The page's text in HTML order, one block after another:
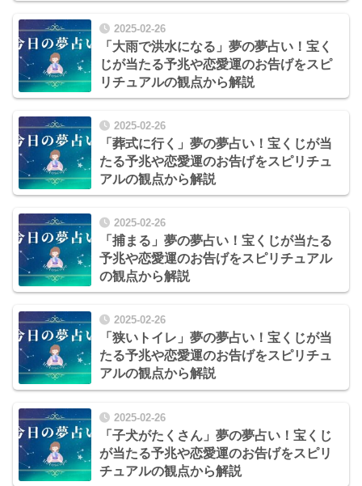
2025-02-26
「大雨で洪水になる」夢の夢占い！宝く
じが当たる予兆や恋愛運のお告げをスピ
リチュアルの観点から解説
2025-02-26
「葬式に行く」夢の夢占い！宝くじが当
たる予兆や恋愛運のお告げをスピリチュ
アルの観点から解説
2025-02-26
「捕まる」夢の夢占い！宝くじが当たる
予兆や恋愛運のお告げをスピリチュアル
の観点から解説
2025-02-26
「狭いトイレ」夢の夢占い！宝くじが当
たる予兆や恋愛運のお告げをスピリチュ
アルの観点から解説
2025-02-26
「子犬がたくさん」夢の夢占い！宝くじ
が当たる予兆や恋愛運のお告げをスピリ
チュアルの観点から解説